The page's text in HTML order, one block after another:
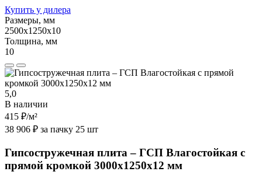
Купить у дилера
Размеры, мм
2500х1250х10
Толщина, мм
10
5,0
В наличии
415 ₽/м²
38 906 ₽ за пачку 25 шт
Гипсостружечная плита – ГСП Влагостойкая с
прямой кромкой 3000х1250х12 мм